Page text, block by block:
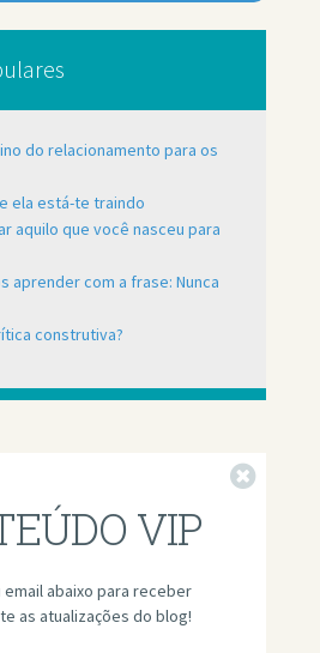
do relacionamento para os
ela está-te traindo
aquilo que você nasceu para
aprender com a frase: Nunca
construtiva?
VIP
email abaixo para receber
as atualizações do blog!